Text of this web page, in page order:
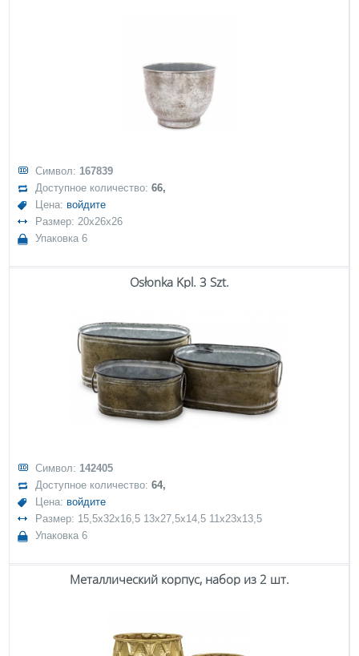
Символ: 167839
Доступное количество:66,
Цена: войдите
Размер: 20x26x26
Упаковка 6
Osłonka Kpl. 3 Szt.
Символ: 142405
Доступное количество:64,
Цена: войдите
Размер: 15,5x32x16,5 13x27,5x14,5 11x23x13,5
Упаковка 6
Металлический корпус, набор из 2 шт.